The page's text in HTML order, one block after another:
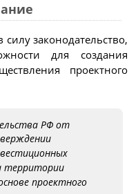
законодательство,
для создания
проектного
РФ от
территории
проектного